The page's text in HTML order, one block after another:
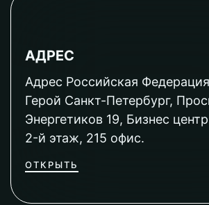
АДРЕС
Адрес Российская
Герой Санкт-Петербург,
Энергетиков 19, Бизнес
2-й этаж, 215 офис.
ОТКРЫТЬ